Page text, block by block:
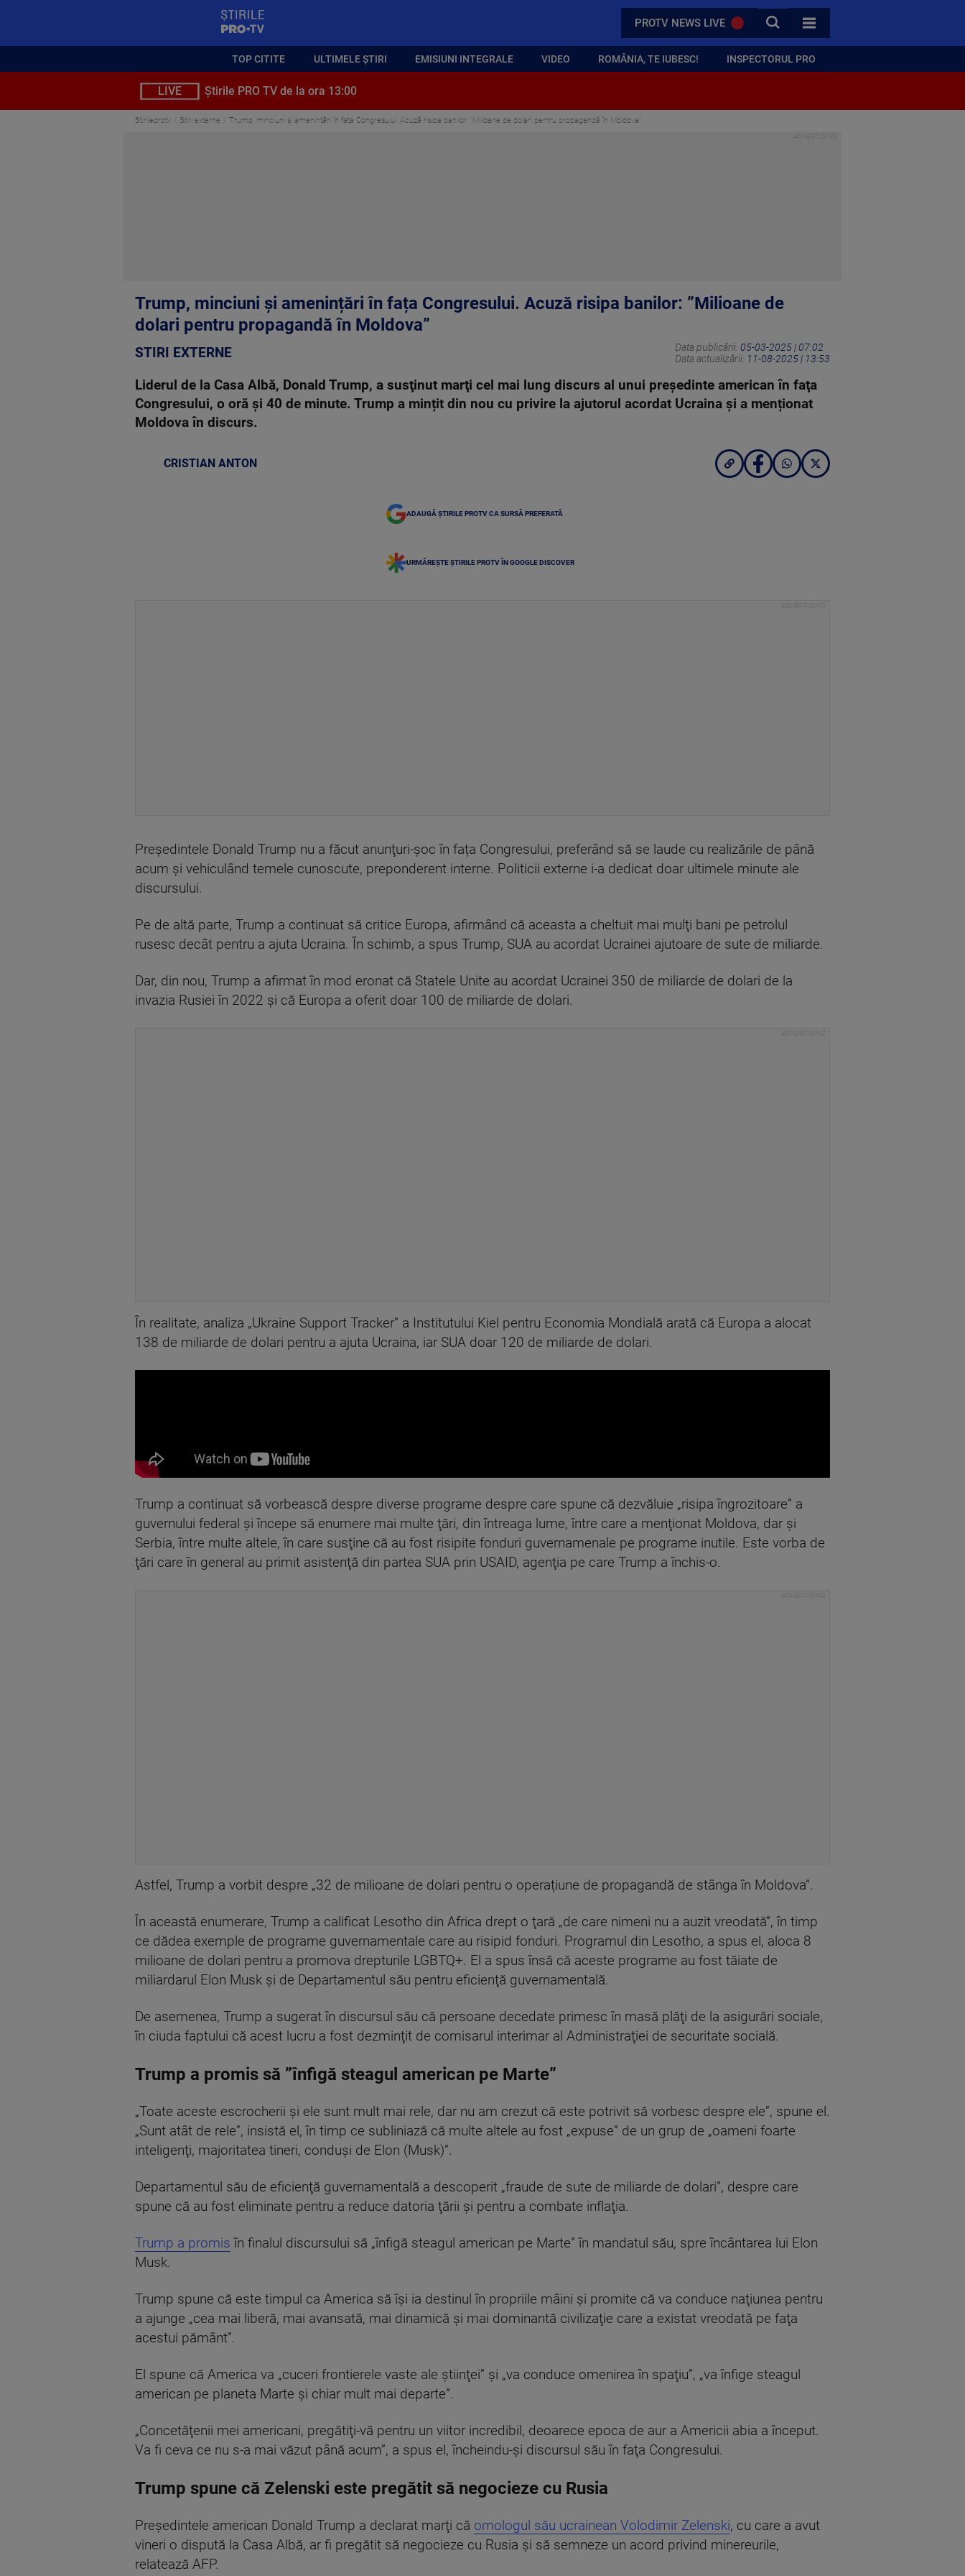
PROTV NEWS LIVE CAUTA
TOATE CATEGORIILE
TOP CITITE ULTIMELE ȘTIRI EMISIUNI INTEGRALE VIDEO ROMÂNIA, TE IUBESC! INSPECTORUL PRO
LIVE Știrile PRO TV de la ora 13:00
Stirileprotv Stiri externe Trump, minciuni și amenințări în fața Congresului. Acuză risipa banilor: ”Milioane de dolari pentru propagandă în Moldova”
Trump, minciuni și amenințări în fața Congresului. Acuză risipa banilor: ”Milioane de
dolari pentru propagandă în Moldova”
STIRI EXTERNE Data publicării: 05-03-2025 | 07:02
Data actualizării: 11-08-2025 | 13:53
Liderul de la Casa Albă, Donald Trump, a susţinut marţi cel mai lung discurs al unui preşedinte american în faţa
Congresului, o oră şi 40 de minute. Trump a mințit din nou cu privire la ajutorul acordat Ucraina și a menționat
Moldova în discurs.
CRISTIAN ANTON
ADAUGĂ ȘTIRILE PROTV CA SURSĂ PREFERATĂ
URMĂREȘTE ȘTIRILE PROTV ÎN GOOGLE DISCOVER
Președintele Donald Trump nu a făcut anunţuri-şoc în fața Congresului, preferând să se laude cu realizările de până
acum şi vehiculând temele cunoscute, preponderent interne. Politicii externe i-a dedicat doar ultimele minute ale
discursului.
Pe de altă parte, Trump a continuat să critice Europa, afirmând că aceasta a cheltuit mai mulţi bani pe petrolul
rusesc decât pentru a ajuta Ucraina. În schimb, a spus Trump, SUA au acordat Ucrainei ajutoare de sute de miliarde.
Dar, din nou, Trump a afirmat în mod eronat că Statele Unite au acordat Ucrainei 350 de miliarde de dolari de la
invazia Rusiei în 2022 şi că Europa a oferit doar 100 de miliarde de dolari.
În realitate, analiza „Ukraine Support Tracker” a Institutului Kiel pentru Economia Mondială arată că Europa a alocat
138 de miliarde de dolari pentru a ajuta Ucraina, iar SUA doar 120 de miliarde de dolari.
Trump a continuat să vorbească despre diverse programe despre care spune că dezvăluie „risipa îngrozitoare” a
guvernului federal şi începe să enumere mai multe ţări, din întreaga lume, între care a menţionat Moldova, dar şi
Serbia, între multe altele, în care susţine că au fost risipite fonduri guvernamenale pe programe inutile. Este vorba de
ţări care în general au primit asistenţă din partea SUA prin USAID, agenţia pe care Trump a închis-o.
Astfel, Trump a vorbit despre „32 de milioane de dolari pentru o operațiune de propagandă de stânga în Moldova”.
În această enumerare, Trump a calificat Lesotho din Africa drept o ţară „de care nimeni nu a auzit vreodată”, în timp
ce dădea exemple de programe guvernamentale care au risipid fonduri. Programul din Lesotho, a spus el, aloca 8
milioane de dolari pentru a promova drepturile LGBTQ+. El a spus însă că aceste programe au fost tăiate de
miliardarul Elon Musk şi de Departamentul său pentru eficienţă guvernamentală.
De asemenea, Trump a sugerat în discursul său că persoane decedate primesc în masă plăţi de la asigurări sociale,
în ciuda faptului că acest lucru a fost dezminţit de comisarul interimar al Administraţiei de securitate socială.
Trump a promis să ”înfigă steagul american pe Marte”
„Toate aceste escrocherii şi ele sunt mult mai rele, dar nu am crezut că este potrivit să vorbesc despre ele”, spune el.
„Sunt atât de rele”, insistă el, în timp ce subliniază că multe altele au fost „expuse” de un grup de „oameni foarte
inteligenţi, majoritatea tineri, conduşi de Elon (Musk)”.
Departamentul său de eficienţă guvernamentală a descoperit „fraude de sute de miliarde de dolari”, despre care
spune că au fost eliminate pentru a reduce datoria ţării şi pentru a combate inflaţia.
Trump a promis în finalul discursului să „înfigă steagul american pe Marte” în mandatul său, spre încântarea lui Elon
Musk.
Trump spune că este timpul ca America să îşi ia destinul în propriile mâini şi promite că va conduce naţiunea pentru
a ajunge „cea mai liberă, mai avansată, mai dinamică şi mai dominantă civilizaţie care a existat vreodată pe faţa
acestui pământ”.
El spune că America va „cuceri frontierele vaste ale ştiinţei” şi „va conduce omenirea în spaţiu”, „va înfige steagul
american pe planeta Marte şi chiar mult mai departe”.
„Concetăţenii mei americani, pregătiţi-vă pentru un viitor incredibil, deoarece epoca de aur a Americii abia a început.
Va fi ceva ce nu s-a mai văzut până acum”, a spus el, încheindu-şi discursul său în faţa Congresului.
Trump spune că Zelenski este pregătit să negocieze cu Rusia
Preşedintele american Donald Trump a declarat marţi că omologul său ucrainean Volodimir Zelenski, cu care a avut
vineri o dispută la Casa Albă, ar fi pregătit să negocieze cu Rusia şi să semneze un acord privind minereurile,
relatează AFP.